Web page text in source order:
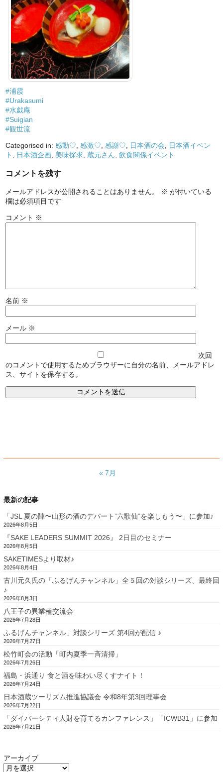
#浦霞
#Urakasumi
#水戯庵
#Suigian
#観世流
Categorised in: 感動♡ 感激♡ 感謝♡ 日本酒の会
日本酒イベン
ト
日本酒企画 美味探求 ,蔵元さん ,飲食関係イベント
コメントを残す
メールアドレスが公開されることはありません。 ※ が付いている
欄は必須項目です
コメント ※
名前 ※
メール ※
次回
のコメントで使用するためブラウザーに自分の名前、メールアドレ
ス、サイトを保存する。
« 7月
最新の記事
「JSL 夏の陣〜山形の酒のデパート”六歌仙”を楽しもう〜」に参加♪
2026年8月5日
『SAKE LEADERS SUMMIT 2026』 2日目のセミナー
2026年8月5日
SAKETIMESより取材♪
2026年8月4日
古川元久氏の「ふるげんチャンネル」全５回の対談シリーズ、最終回
♪
2026年8月3日
八王子の異業種交流会
2026年7月28日
ふるげんチャンネル」対談シリーズ 第4回が配信 ♪
2026年7月27日
松竹町会の活動「町内夏季一斉清掃」
2026年7月26日
福島・浜通り 食と酒を味わい尽くすナイト！
2026年7月24日
日本酒蔵ツーリズム推進協議会 令和8年第3回理事会
2026年7月22日
「ダイバーシティ人財を育てるカンファレンス」「ICWB31」に参加
2026年7月21日
アーカイブ